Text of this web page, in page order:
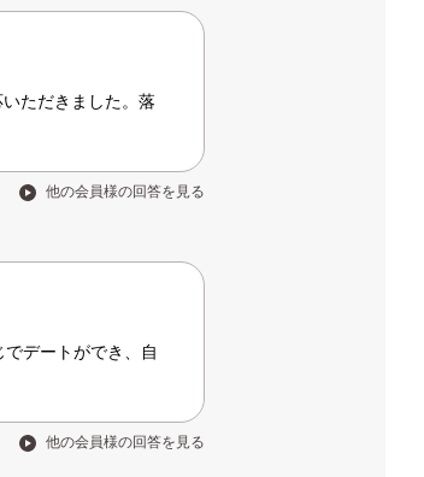
ただきました。落
他の会員様の回答を見る
デートができ、自
他の会員様の回答を見る